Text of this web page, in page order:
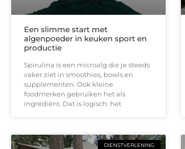
Een slimme start met
algenpoeder in keuken sport en
productie
Spirulina is een microalg die je steeds
vaker ziet in smoothies, bowls en
supplementen. Ook kleine
foodmerken gebruiken het als
ingrediënt. Dat is logisch: het
DIENSTVERLENING